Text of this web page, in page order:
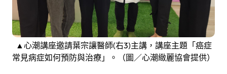
▲心潮講座邀請葉宗讓醫師(右3)主講，講座主題「癌症
常見病症如何預防與治療」。（圖／心潮緻麗協會提供）